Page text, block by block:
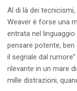
Al di là dei tecnicismi,
Weaver è forse una
entrata nel
pensare potente, ben
il segnale dal
rilevante in un mare
mille distrazioni,